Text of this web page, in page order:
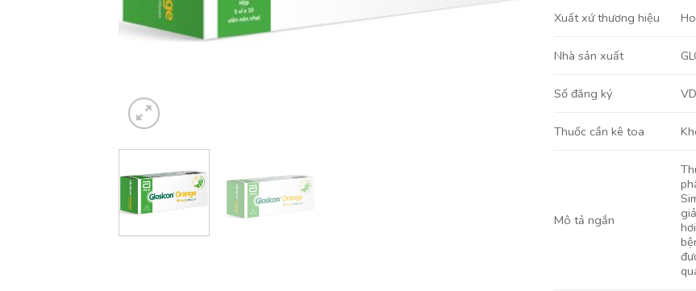
Xuất xứ thương hiệu
Nhà sản xuất
Số đăng ký
Thuốc cần kê toa
Mô tả ngắn